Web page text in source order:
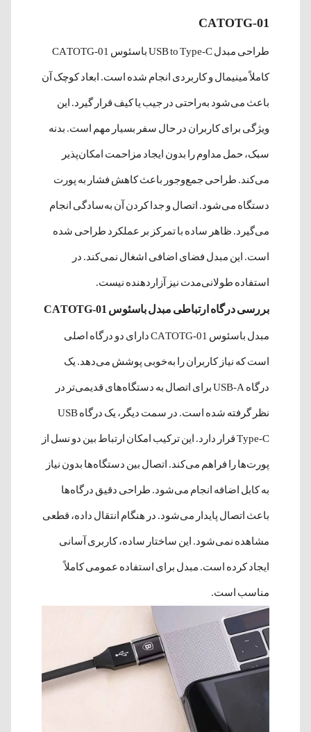
CATOTG-01
طراحی مبدل USB to Type-C باسئوس CATOTG-01
کاملاً مینیمال و کاربردی انجام شده است. ابعاد کوچک آن
باعث می‌شود به‌راحتی در جیب یا کیف قرار گیرد. این
ویژگی برای کاربران در حال سفر بسیار مهم است. بدنه
سبک، حمل مداوم را بدون ایجاد مزاحمت امکان‌پذیر
می‌کند. طراحی جمع‌وجور باعث کاهش فشار به پورت
دستگاه می‌شود. اتصال و جدا کردن آن به‌سادگی انجام
می‌گیرد. ظاهر ساده با تمرکز بر عملکرد طراحی شده
است. این مبدل فضای اضافی اشغال نمی‌کند. در
استفاده طولانی‌مدت نیز آزاردهنده نیست.
بررسی درگاه‌ ارتباطی مبدل باسئوس CATOTG-01
مبدل باسئوس CATOTG-01 دارای دو درگاه اصلی
است که نیاز کاربران را به‌خوبی پوشش می‌دهد. یک
درگاه USB-A برای اتصال به دستگاه‌های قدیمی‌تر در
نظر گرفته شده است. در سمت دیگر، یک درگاه USB
Type-C قرار دارد. این ترکیب امکان ارتباط بین دو نسل از
پورت‌ها را فراهم می‌کند. اتصال بین دستگاه‌ها بدون نیاز
به کابل اضافه انجام می‌شود. طراحی دقیق درگاه‌ها
باعث اتصال پایدار می‌شود. در هنگام انتقال داده، قطعی
مشاهده نمی‌شود. این ساختار ساده، کاربری آسانی
ایجاد کرده است. مبدل برای استفاده عمومی کاملاً
مناسب است.